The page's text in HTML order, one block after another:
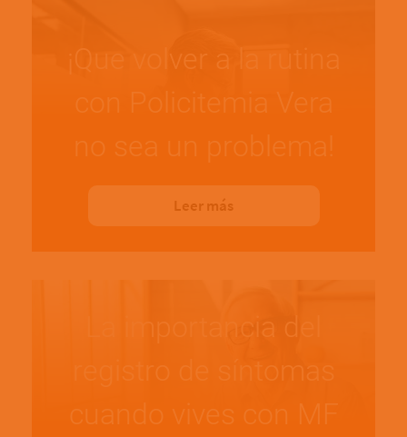
¡Que volver a la rutina
con Policitemia Vera
no sea un problema!
Leer más
registro de síntomas
cuando vives con MF